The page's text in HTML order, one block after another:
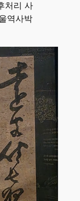
처리 사
역사박